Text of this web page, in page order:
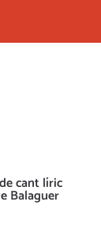
cant líric
Balaguer